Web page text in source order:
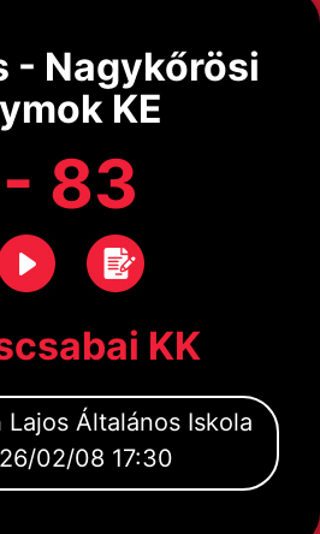
- Nagykőrösi
KE
83
KK
Lajos Általános Iskola
02/08 17:30